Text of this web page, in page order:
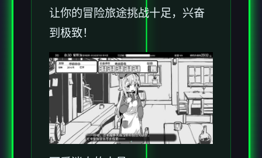
让你的冒险旅途挑战十足，兴奋
到极致！